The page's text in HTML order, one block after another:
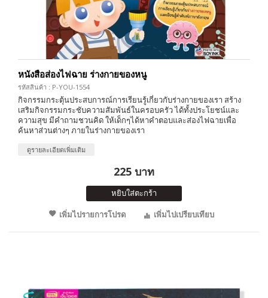
หนังสือส่องไฟฉาย ร่างกายของหนู
รหัสสินค้า : P-YOU-1554
กิจกรรมกระตุ้นประสบการณ์การเรียนรู้เกี่ยวกับร่างกายของเรา สร้าง
เสริมกิจกรรมกระชับความสัมพันธ์ในครอบครัว ได้ทั้งประโยชน์และ
ความสุข มีคำถามชวนคิด ให้เด็กๆได้หาคำตอบและส่องไฟฉายเพื่อ
ค้นหาส่วนต่างๆ ภายในร่างกายของเรา
ดูรายละเอียดเพิ่มเติม
225 บาท
หยิบใส่ตะกร้า
เพิ่มไปรายการโปรด
เพิ่มไปเปรียบเทียบ